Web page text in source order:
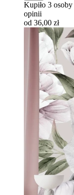
Kupiło 3 osoby
opinii
od 36,00 zł